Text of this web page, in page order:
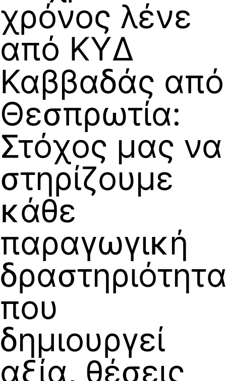
χρόνος λένε
από ΚΥΔ
Καββαδάς από
Θεσπρωτία:
Στόχος μας να
στηρίζουμε
κάθε
παραγωγική
που
δημιουργεί
αξία, θέσεις